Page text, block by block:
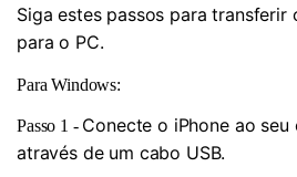
Siga estes passos para transferir
para o PC.
Para Windows:
Passo 1 - Conecte o iPhone ao
através de um cabo USB.